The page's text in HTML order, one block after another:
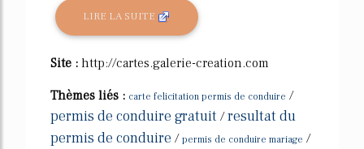
LIRE LA SUITE
Site : http://cartes.galerie-creation.com
Thèmes liés : carte felicitation permis de conduire /
permis de conduire gratuit /resultat du
permis de conduire / permis de conduire mariage /